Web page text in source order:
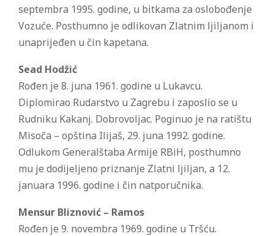
septembra 1995. godine, u bitkama za oslobođenje
Vozuće. Posthumno je odlikovan Zlatnim ljiljanom i
unaprijeđen u čin kapetana.
Sead Hodžić
Rođen je 8. juna 1961. godine u Lukavcu.
Diplomirao Rudarstvo u Zagrebu i zaposlio se u
Rudniku Kakanj. Dobrovoljac. Poginuo je na ratištu
Misoča – opština Ilijaš, 29. juna 1992. godine.
Odlukom Generalštaba Armije RBiH, posthumno
mu je dodijeljeno priznanje Zlatni ljiljan, a 12.
januara 1996. godine i čin natporučnika.
Mensur Bliznović – Ramos
Rođen je 9. novembra 1969. godine u Tršću.